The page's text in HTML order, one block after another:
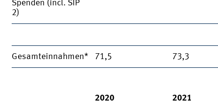
Spenden (incl. SIP
2)
Gesamteinnahmen* 71,5 73,3
2020
2021